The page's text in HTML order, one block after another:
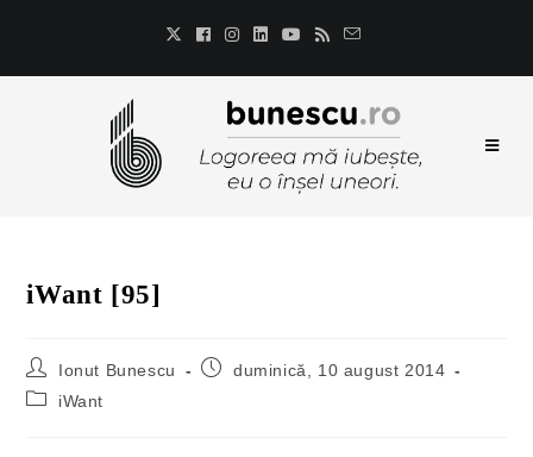
iWant [95]
Ionut Bunescu
duminică, 10 august 2014
iWant